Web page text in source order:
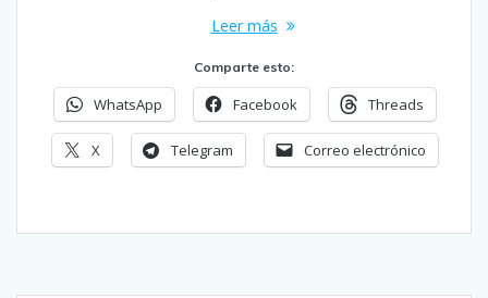
Leer más
Comparte esto:
WhatsApp Facebook Threads
X Telegram Correo electrónico